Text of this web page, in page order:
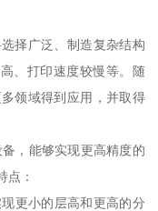
择广泛、制造复杂结构
、打印速度较慢等。随
领域得到应用，并取得
，能够实现更高精度的
点：
更小的层高和更高的分